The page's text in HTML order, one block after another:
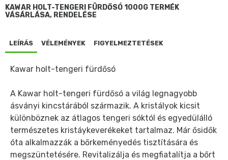
KAWAR HOLT-TENGERI FÜRDŐSÓ 1000G TERMÉK
VÁSÁRLÁSA, RENDELÉSE
LEÍRÁS VÉLEMÉNYEK FIGYELMEZTETÉSEK
Kawar holt-tengeri fürdősó
A Kawar holt-tengeri fürdősó a világ legnagyobb
ásványi kincstárából származik. A kristályok kicsit
különböznek az átlagos tengeri sóktól és egyedülálló
természetes kristáykeverékeket tartalmaz. Már ősidők
óta alkalmazzák a bőrkeményedés tisztítására és
megszüntetésére. Revitalizálja és megfiatalítja a bőrt